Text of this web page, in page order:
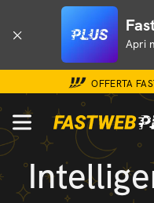
Apri
OFFERTA